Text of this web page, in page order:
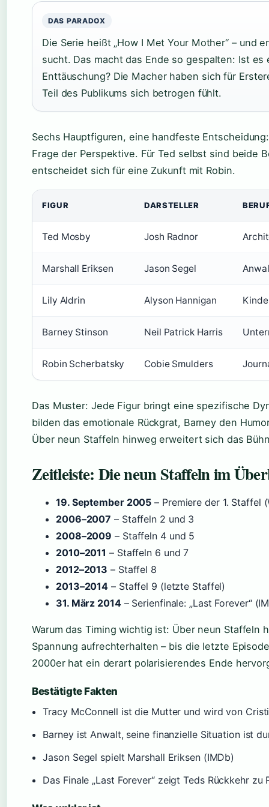
DAS PARADOX
Die Serie heißt „How I Met Your Mother“ – und
sucht. Das macht das Ende so gespalten: Ist
Enttäuschung? Die Macher haben sich für
Teil des Publikums sich betrogen fühlt.
Sechs Hauptfiguren, eine handfeste
Frage der Perspektive. Für Ted selbst sind beide
entscheidet sich für eine Zukunft mit Robin.
FIGUR DARSTELLER
Ted Mosby Josh Radnor
Marshall Eriksen Jason Segel
Lily Aldrin Alyson Hannigan
Barney Stinson Neil Patrick Harris
Robin Scherbatsky Cobie Smulders
Das Muster: Jede Figur bringt eine spezifische
bilden das emotionale Rückgrat, Barney den
Über neun Staffeln hinweg erweitert sich das
Zeitleiste: Die neun Staffeln im
19. September 2005 – Premiere der 1. Staffel
2006–2007 – Staffeln 2 und 3
2008–2009 – Staffeln 4 und 5
2010–2011 – Staffeln 6 und 7
2012–2013 – Staffel 8
2013–2014 – Staffel 9 (letzte Staffel)
31. März 2014– Serienfinale: „Last Forever“
Warum das Timing wichtig ist: Über neun Staffeln
Spannung aufrechterhalten – bis die letzte
2000er hat ein derart polarisierendes Ende
Bestätigte Fakten
Tracy McConnell ist die Mutter und wird von
Barney ist Anwalt, seine finanzielle Situation ist
Jason Segel spielt Marshall Eriksen (IMDb)
Das Finale „Last Forever“ zeigt Teds Rückkehr zu